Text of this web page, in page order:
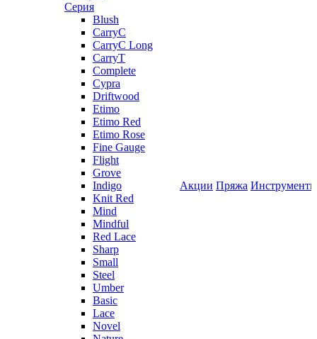
Серия
Blush
CarryC
CarryC Long
CarryT
Complete
Cypra
Driftwood
Etimo
Etimo Red
Etimo Rose
Fine Gauge
Flight
Grove
Indigo
Knit Red
Mind
Mindful
Red Lace
Sharp
Small
Steel
Umber
Basic
Lace
Novel
Акции Пряжа Инструменты